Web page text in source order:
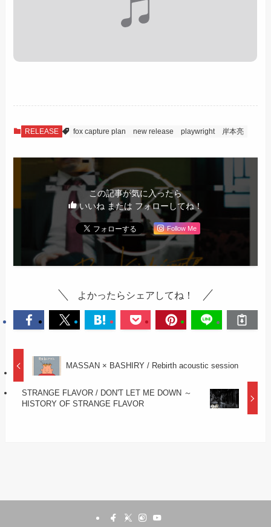
RELEASE fox capture plan new release playwright 岸本亮
この記事が気に入ったら
いいね または フォローしてね！
Follow Me
よかったらシェアしてね！
MASSAN × BASHIRY / Rebirth acoustic session
STRANGE FLAVOR / DON'T LET ME DOWN ～
HISTORY OF STRANGE FLAVOR